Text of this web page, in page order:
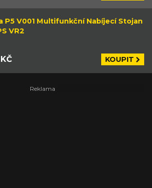
P5 V001 Multifunkční Nabíjecí Stojan
VR2
KOUPIT